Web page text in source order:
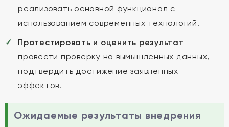
реализовать основной функционал с
использованием современных технологий.
Протестировать и оценить результат —
провести проверку на вымышленных данных,
подтвердить достижение заявленных
эффектов.
Ожидаемые результаты внедрения